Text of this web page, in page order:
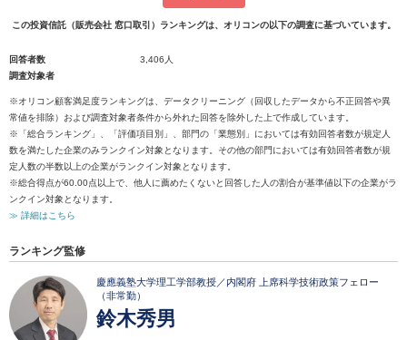
この投資信託（販売会社 窓口取引）ランキングは、オリコンの以下の調査に基づいています。
回答者数
3,406人
調査対象者
※オリコン顧客満足度ランキングは、データクリーニング（回収したデータから不正回答や異
常値を排除）および調査対象者条件から外れた回答を除外した上で作成しています。
※「総合ランキング」、「評価項目別」、部門の「業態別」においては有効回答者数が規定人
数を満たした企業のみランクイン対象となります。その他の部門においては有効回答者数が規
定人数の半数以上の企業がランクイン対象となります。
※総合得点が60.00点以上で、他人に薦めたくないと回答した人の割合が基準値以下の企業がラ
ンクイン対象となります。
≫ 詳細はこちら
ランキング監修
慶應義塾大学理工学部教授／内閣府 上席科学技術政策フェロー
（非常勤）
鈴木秀男